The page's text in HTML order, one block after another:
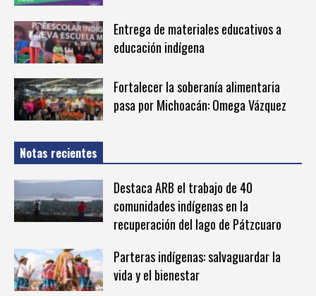
Entrega de materiales educativos a
educación indígena
Fortalecer la soberanía alimentaria
pasa por Michoacán: Omega Vázquez
Notas recientes
Destaca ARB el trabajo de 40
comunidades indígenas en la
recuperación del lago de Pátzcuaro
Parteras indígenas: salvaguardar la
vida y el bienestar